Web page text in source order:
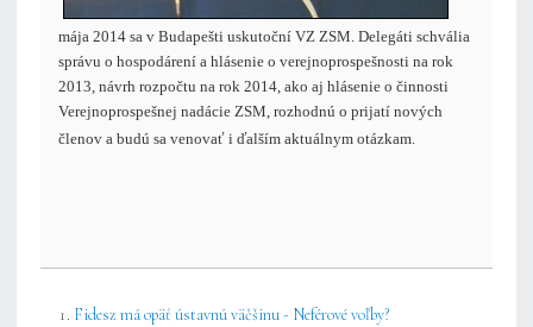
mája 2014 sa v Budapešti uskutoční VZ ZSM. Delegáti schvália
správu o hospodárení a hlásenie o verejnoprospešnosti na rok
2013, návrh rozpočtu na rok 2014, ako aj hlásenie o činnosti
Verejnoprospešnej nadácie ZSM, rozhodnú o prijatí nových
členov a budú sa venovať i ďalším aktuálnym otázkam.
Fidesz má opäť ústavnú väčšinu - Neférové voľby?